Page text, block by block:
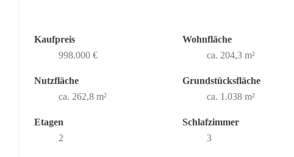
Kaufpreis
998.000 €
Wohnfläche
ca. 204,3 m²
Nutzfläche
ca. 262,8 m²
Grundstücksfläche
ca. 1.038 m²
Etagen
2
Schlafzimmer
3